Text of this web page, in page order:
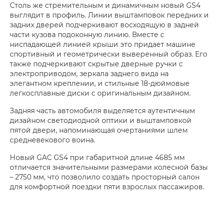
Столь же стремительным и динамичным новый GS4
выглядит в профиль. Линии выштамповок передних и
задних дверей подчеркивают восходящую в задней
части кузова подоконную линию. Вместе с
ниспадающей линией крыши это придает машине
спортивный и геометрически выверенный образ. Его
также подчеркивают скрытые дверные ручки с
электроприводом, зеркала заднего вида на
элегантном креплении, и стильные 18-дюймовые
легкосплавные диски с оригинальным дизайном.
Задняя часть автомобиля выделяется аутентичным
дизайном светодиодной оптики и выштамповкой
пятой двери, напоминающая очертаниями шлем
средневекового воина.
Новый GAC GS4 при габаритной длине 4685 мм
отличается значительными размерами колесной базы
– 2750 мм, что позволило создать просторный салон
для комфортной поездки пяти взрослых пассажиров.